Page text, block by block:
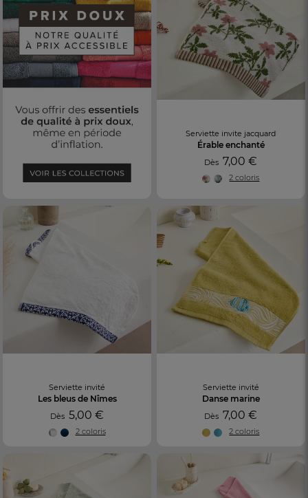
Serviette invite jacquard
Érable enchanté
Dès 7,00 €
2 coloris
Serviette invité
Les bleus de Nîmes
Dès5,00 €
2 coloris
Serviette invité
Danse marine
Dès 7,00 €
2 coloris